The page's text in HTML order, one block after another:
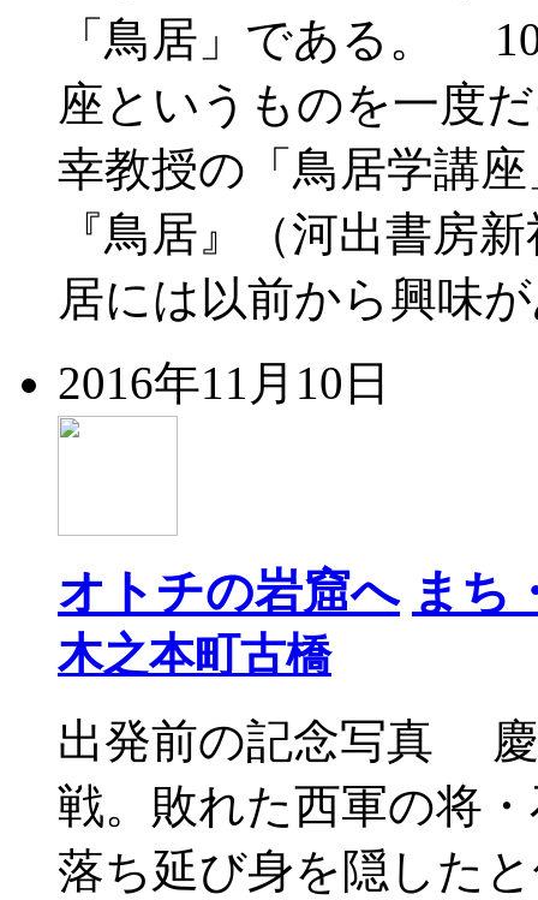
「鳥居」である。
座というものを一度
幸教授の「鳥居学講
『鳥居』（河出書房
居には以前から興味
2016年11月10日
オトチの岩窟へ まち
木之本町古橋
出発前の記念写真 慶
戦。敗れた西軍の将
落ち延び身を隠した